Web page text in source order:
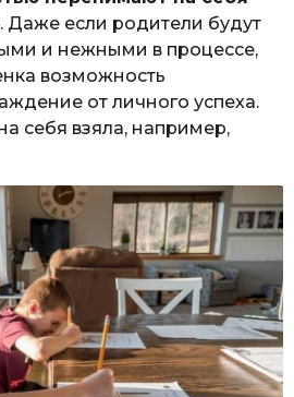
. Даже если родители будут
и нежными в процессе,
возможность
от личного успеха.
себя взяла, например,